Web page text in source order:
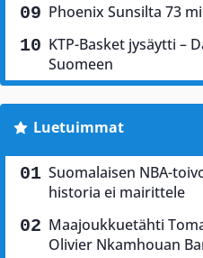
Phoenix Sunsilta 73
KTP-Basket jysäytti –
Suomeen
Luetuimmat
Suomalaisen NBA-
historia ei mairittele
Maajoukkuetähti
Olivier Nkamhouan